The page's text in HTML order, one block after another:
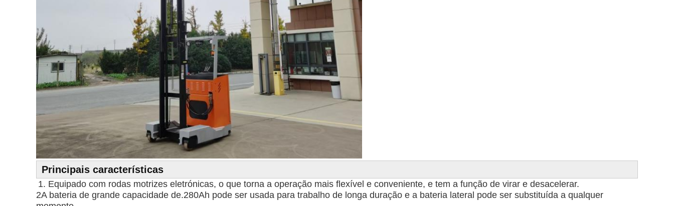
Principais características
1. Equipado com rodas motrizes eletrónicas, o que torna a operação mais flexível e conveniente, e tem a função de virar e desacelerar.
2A bateria de grande capacidade de.280Ah pode ser usada para trabalho de longa duração e a bateria lateral pode ser substituída a qualquer